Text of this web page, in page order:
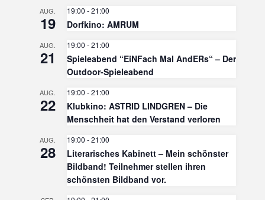
AUG.
19
19:00 -21:00
Dorfkino: AMRUM
AUG.
21
19:00 -21:00
Spieleabend “EiNFach Mal AndERs“ – Der
Outdoor-Spieleabend
AUG.
22
19:00 -21:00
Klubkino: ASTRID LINDGREN – Die
Menschheit hat den Verstand verloren
AUG.
28
19:00 -21:00
Literarisches Kabinett – Mein schönster
Bildband! Teilnehmer stellen ihren
schönsten Bildband vor.